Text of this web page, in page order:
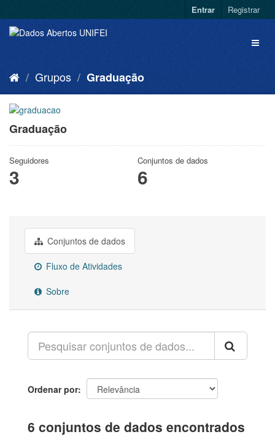
Entrar Registrar
Grupos Graduação
Graduação
Seguidores
3
Conjuntos de dados
6
Conjuntos de dados
Fluxo de Atividades
Sobre
Ordenar por
6 conjuntos de dados encontrados